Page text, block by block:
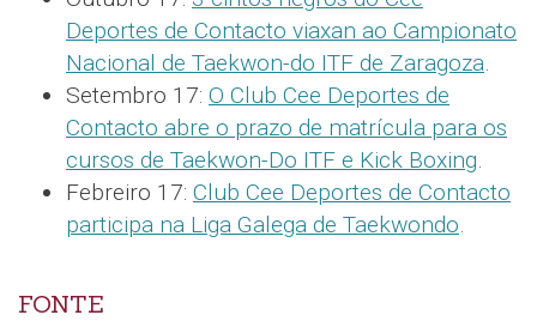
Deportes de Contacto viaxan ao Campionato
Nacional de Taekwon-do ITF de Zaragoza.
Setembro 17: O Club Cee Deportes de
Contacto abre o prazo de matrícula para os
cursos de Taekwon-Do ITF e Kick Boxing.
Febreiro 17: Club Cee Deportes de Contacto
participa na Liga Galega de Taekwondo.
FONTE